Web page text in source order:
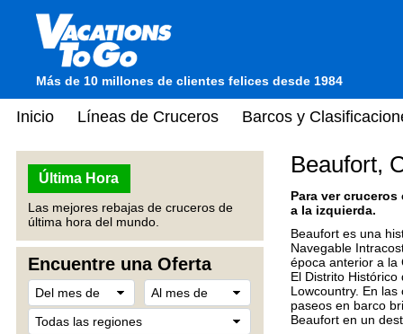
Más de 10 millones de clientes felices desde 1984
Inicio Líneas de Cruceros Barcos y
Última Hora
Las mejores rebajas de cruceros de
última hora del mundo.
Encuentre una Oferta
Beaufort,
Para ver
a la izquierda.
Beaufort es una
Navegable
época anterior a la
El Distrito
Lowcountry. En
paseos en barco
Beaufort en un